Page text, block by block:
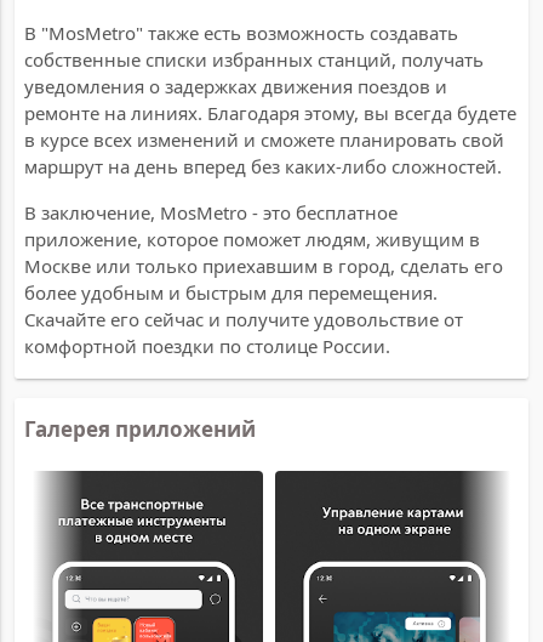
В "MosMetro" также есть возможность создавать
собственные списки избранных станций, получать
уведомления о задержках движения поездов и
ремонте на линиях. Благодаря этому, вы всегда будете
в курсе всех изменений и сможете планировать свой
маршрут на день вперед без каких-либо сложностей.
В заключение, MosMetro - это бесплатное
приложение, которое поможет людям, живущим в
Москве или только приехавшим в город, сделать его
более удобным и быстрым для перемещения.
Скачайте его сейчас и получите удовольствие от
комфортной поездки по столице России.
Галерея приложений